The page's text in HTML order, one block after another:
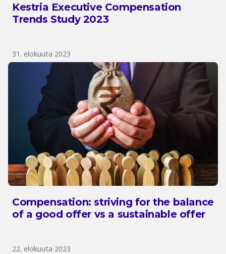
Kestria Executive Compensation
Trends Study 2023
31. elokuuta 2023
Compensation: striving for the balance
of a good offer vs a sustainable offer
22. elokuuta 2023